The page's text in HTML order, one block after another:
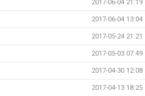
2017-06-04 21:19
2017-06-04 13:04
2017-05-24 21:21
2017-05-03 07:49
2017-04-30 12:08
2017-04-13 18:25